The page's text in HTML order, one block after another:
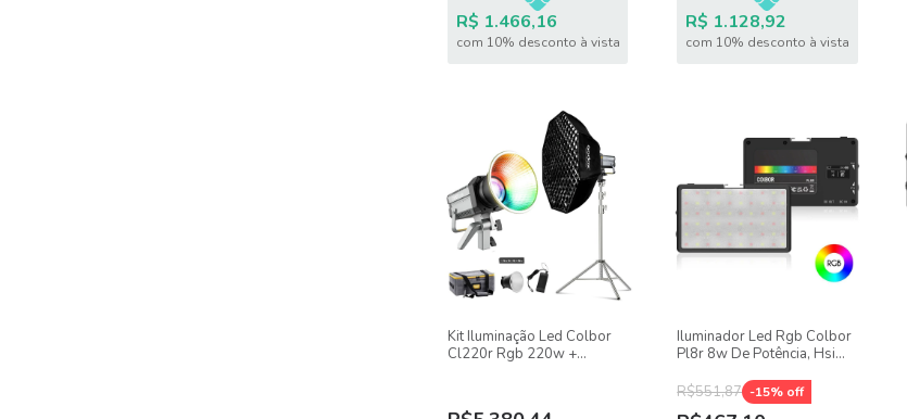
R$ 1.466,16
com 10% desconto à vista
R$ 1.128,92
com 10% desconto à vista
Kit Iluminação Led Colbor
Cl220r Rgb 220w +
Iluminador Led Rgb Colbor
Pl8r 8w De Potência, Hsi
R$551,87 -15% off